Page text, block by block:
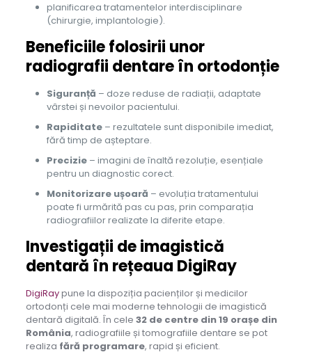
planificarea tratamentelor interdisciplinare
(chirurgie, implantologie).
Beneficiile folosirii unor
radiografii dentare în ortodonție
Siguranță – doze reduse de radiații, adaptate
vârstei și nevoilor pacientului.
Rapiditate– rezultatele sunt disponibile imediat,
fără timp de așteptare.
Precizie– imagini de înaltă rezoluție, esențiale
pentru un diagnostic corect.
Monitorizare ușoară – evoluția tratamentului
poate fi urmărită pas cu pas, prin comparația
radiografiilor realizate la diferite etape.
Investigații de imagistică
dentară în rețeaua DigiRay
DigiRaypune la dispoziția pacienților și medicilor
ortodonți cele mai moderne tehnologii de imagistică
dentară digitală. În cele 32 de centre din 19 orașe din
România, radiografiile și tomografiile dentare se pot
realiza fără programare, rapid și eficient.